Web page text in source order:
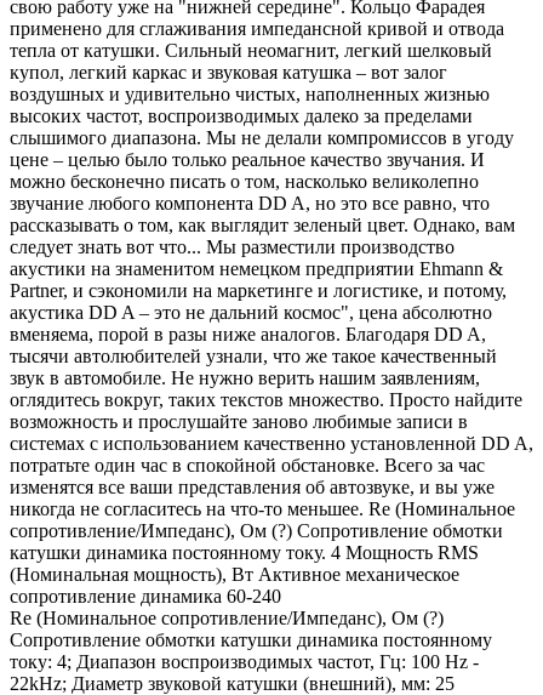
свою работу уже на "нижней середине". Кольцо Фарадея
применено для сглаживания импедансной кривой и отвода
тепла от катушки. Сильный неомагнит, легкий шелковый
купол, легкий каркас и звуковая катушка – вот залог
воздушных и удивительно чистых, наполненных жизнью
высоких частот, воспроизводимых далеко за пределами
слышимого диапазона. Мы не делали компромиссов в угоду
цене – целью было только реальное качество звучания. И
можно бесконечно писать о том, насколько великолепно
звучание любого компонента DD A, но это все равно, что
рассказывать о том, как выглядит зеленый цвет. Однако, вам
следует знать вот что... Мы разместили производство
акустики на знаменитом немецком предприятии Ehmann &
Partner, и сэкономили на маркетинге и логистике, и потому,
акустика DD A – это не дальний космос", цена абсолютно
вменяема, порой в разы ниже аналогов. Благодаря DD A,
тысячи автолюбителей узнали, что же такое качественный
звук в автомобиле. Не нужно верить нашим заявлениям,
оглядитесь вокруг, таких текстов множество. Просто найдите
возможность и прослушайте заново любимые записи в
системах с использованием качественно установленной DD A,
потратьте один час в спокойной обстановке. Всего за час
изменятся все ваши представления об автозвуке, и вы уже
никогда не согласитесь на что-то меньшее. Re (Номинальное
сопротивление/Импеданс), Ом (?) Сопротивление обмотки
катушки динамика постоянному току. 4 Мощность RMS
(Номинальная мощность), Вт Активное механическое
сопротивление динамика 60-240
Re (Номинальное сопротивление/Импеданс), Ом (?)
Сопротивление обмотки катушки динамика постоянному
току: 4; Диапазон воспроизводимых частот, Гц: 100 Hz -
22kHz; Диаметр звуковой катушки (внешний), мм: 25